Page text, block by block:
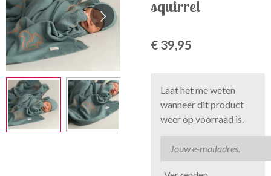
squirrel
€ 39,95
Laat het me weten
wanneer dit product
weer op voorraad is.